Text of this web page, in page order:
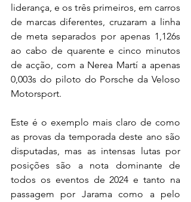
liderança, e os três primeiros, em carros
de marcas diferentes, cruzaram a linha
de meta separados por apenas 1,126s
ao cabo de quarente e cinco minutos
de acção, com a Nerea Martí a apenas
0,003s do piloto do Porsche da Veloso
Motorsport.
Este é o exemplo mais claro de como
as provas da temporada deste ano são
disputadas, mas as intensas lutas por
posições são a nota dominante de
todos os eventos de 2024 e tanto na
passagem por Jarama como a pelo